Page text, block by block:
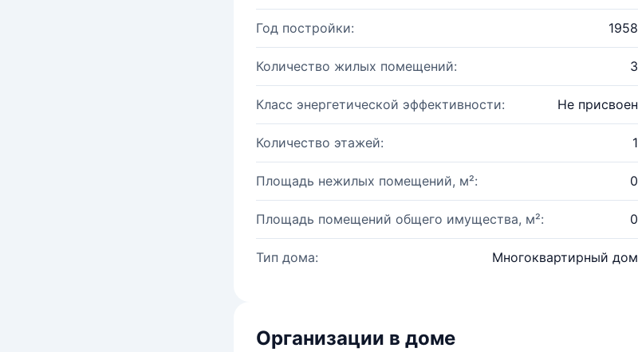
Год постройки: 1958
Количество жилых помещений: 3
Класс энергетической эффективности: Не присвоен
Количество этажей: 1
Площадь нежилых помещений, м²: 0
Площадь помещений общего имущества, м²: 0
Тип дома: Многоквартирный дом
Организации в доме